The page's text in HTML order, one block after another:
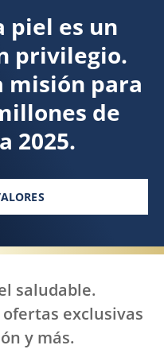
piel es un
privilegio.
misión para
de
2025.
saludable.
exclusivas
y más.